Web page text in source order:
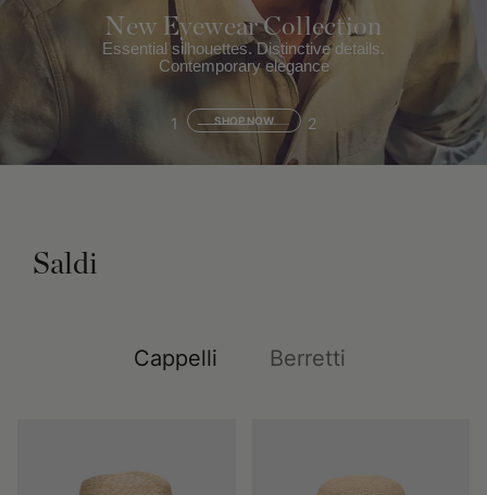
New Eyewear Collection
Essential silhouettes. Distinctive details.
Contemporary elegance
SHOP NOW
1 2
Saldi
Cappelli Berretti